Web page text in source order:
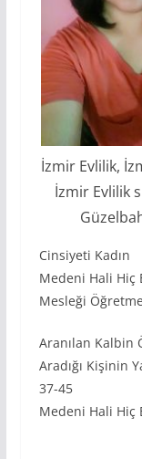
İzmir Evlilik,
İzmir Evlilik
Cinsiyeti Kadın
Medeni Hali Hiç
Mesleği
Aranılan Kalbin
Aradığı Kişinin
37-45
Medeni Hali Hiç